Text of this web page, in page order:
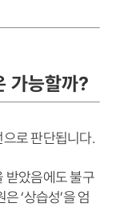
가능할까?
로 판단됩니다.
받았음에도 불구
‘상습성’을 엄